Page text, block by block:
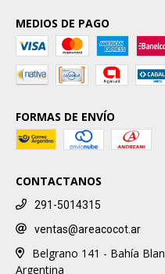
MEDIOS DE PAGO
FORMAS DE ENVÍO
CONTACTANOS
291-5014315
ventas@areacocot.ar
Belgrano 141 - Bahía
Argentina